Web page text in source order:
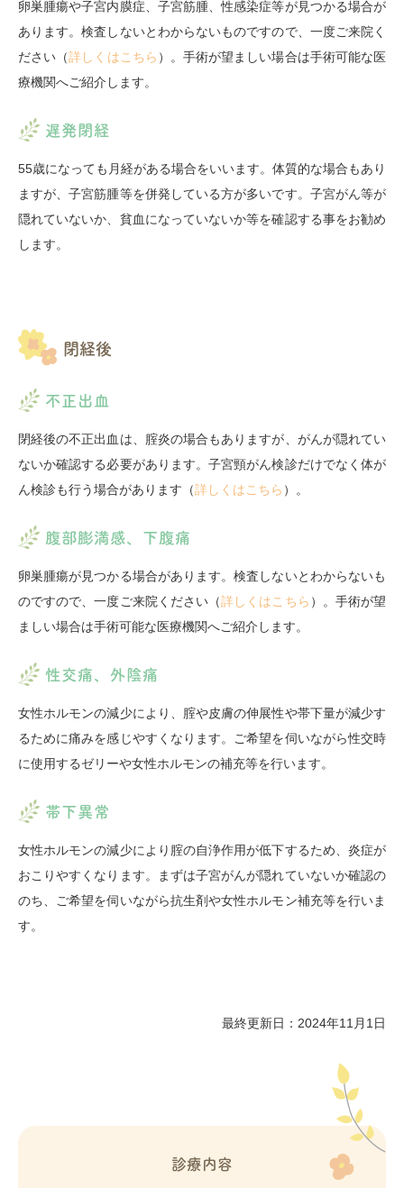
卵巣腫瘍や子宮内膜症、子宮筋腫、性感染症等が見つかる場合が
あります。検査しないとわからないものですので、一度ご来院く
ださい（詳しくはこちら ）。手術が望ましい場合は手術可能な医
療機関へご紹介します。
遅発閉経
55歳になっても月経がある場合をいいます。体質的な場合もあり
ますが、子宮筋腫等を併発している方が多いです。子宮がん等が
隠れていないか、貧血になっていないか等を確認する事をお勧め
します。
閉経後
不正出血
閉経後の不正出血は、腟炎の場合もありますが、がんが隠れてい
ないか確認する必要があります。子宮頸がん検診だけでなく体が
ん検診も行う場合があります（詳しくはこちら ）。
腹部膨満感、下腹痛
卵巣腫瘍が見つかる場合があります。検査しないとわからないも
のですので、一度ご来院ください（詳しくはこちら ）。手術が望
ましい場合は手術可能な医療機関へご紹介します。
性交痛、外陰痛
女性ホルモンの減少により、腟や皮膚の伸展性や帯下量が減少す
るために痛みを感じやすくなります。ご希望を伺いながら性交時
に使用するゼリーや女性ホルモンの補充等を行います。
帯下異常
女性ホルモンの減少により腟の自浄作用が低下するため、炎症が
おこりやすくなります。まずは子宮がんが隠れていないか確認の
のち、ご希望を伺いながら抗生剤や女性ホルモン補充等を行いま
す。
最終更新日：2024年11月1日
診療内容